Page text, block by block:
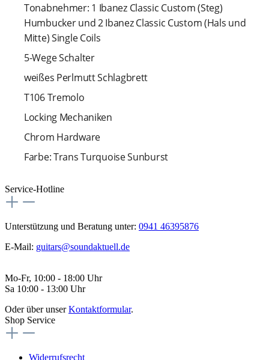
Tonabnehmer: 1 Ibanez Classic Custom (Steg)
Humbucker und 2 Ibanez Classic Custom (Hals und
Mitte) Single Coils
5-Wege Schalter
weißes Perlmutt Schlagbrett
T106 Tremolo
Locking Mechaniken
Chrom Hardware
Farbe:Trans Turquoise Sunburst
Service-Hotline
Unterstützung und Beratung unter: 0941 46395876
E-Mail: guitars@soundaktuell.de
Mo-Fr, 10:00 - 18:00 Uhr
Sa 10:00 - 13:00 Uhr
Oder über unserKontaktformular.
Shop Service
Widerrufsrecht